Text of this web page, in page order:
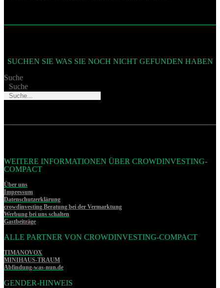
SUCHEN SIE WAS SIE NOCH NICHT GEFUNDEN HABEN
Suche
Suche
WEITERE INFORMATIONEN ÜBER CROWDINVESTING-
COMPACT
Über uns
Impressum
Datenschutzerklärung
crowdinvesting Beratung bei der Vermarktung
Werbung bei uns schalten
Gastbeiträge
ALLE PARTNER VON CROWDINVESTING-COMPACT
TIMANOVOX
MINIHAUS-TRAUM
Abfindung-was-nun.de
GENDER-HINWEIS